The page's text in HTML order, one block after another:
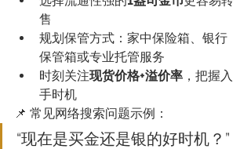
售
规划保管方式：家中保险箱、银行
保管箱或专业托管服务
时刻关注现货价格+溢价率 ，把握入
手时机
📌 常见网络搜索问题示例：
“现在是买金还是银的好时机？”